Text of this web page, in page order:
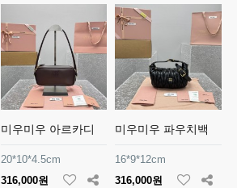
미우미우 아르카디
20*10*4.5cm
316,000원
미우미우 파우치백
16*9*12cm
316,000원